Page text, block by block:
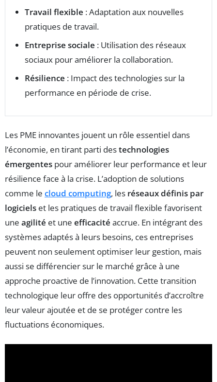
Travail flexible : Adaptation aux nouvelles
pratiques de travail.
Entreprise sociale : Utilisation des réseaux
sociaux pour améliorer la collaboration.
Résilience : Impact des technologies sur la
performance en période de crise.
Les PME innovantes jouent un rôle essentiel dans
l’économie, en tirant parti destechnologies
émergentes pour améliorer leur performance et leur
résilience face à la crise. L’adoption de solutions
comme le cloud computing, les réseaux définis par
logiciels et les pratiques de travail flexible favorisent
une agilité et une efficacité accrue. En intégrant des
systèmes adaptés à leurs besoins, ces entreprises
peuvent non seulement optimiser leur gestion, mais
aussi se différencier sur le marché grâce à une
approche proactive de l’innovation. Cette transition
technologique leur offre des opportunités d’accroître
leur valeur ajoutée et de se protéger contre les
fluctuations économiques.